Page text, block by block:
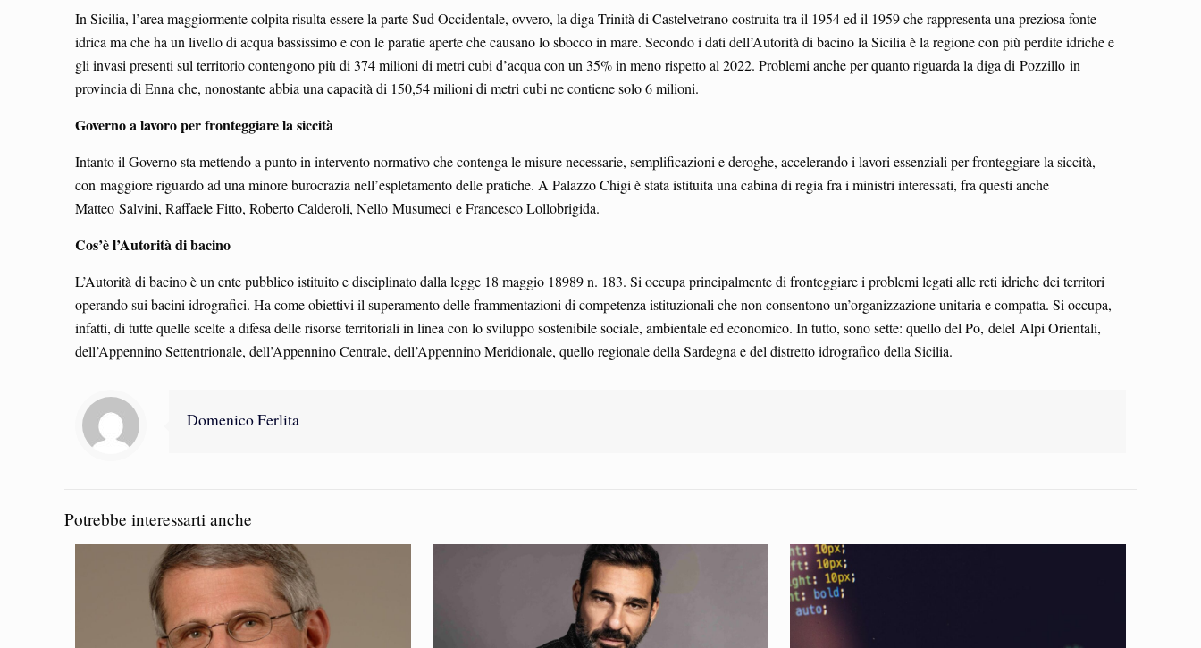
In Sicilia, l’area maggiormente colpita risulta essere la parte Sud Occidentale, ovvero, la diga Trinità di Castelvetrano costruita tra il 1954 ed il 1959 che rappresenta una preziosa fonte
idrica ma che ha un livello di acqua bassissimo e con le paratie aperte che causano lo sbocco in mare. Secondo i dati dell’Autorità di bacino la Sicilia è la regione con più perdite idriche e
gli invasi presenti sul territorio contengono più di 374 milioni di metri cubi d’acqua con un 35% in meno rispetto al 2022. Problemi anche per quanto riguarda la diga di Pozzillo in
provincia di Enna che, nonostante abbia una capacità di 150,54 milioni di metri cubi ne contiene solo 6 milioni.
Governo a lavoro per fronteggiare la siccità
Intanto il Governo sta mettendo a punto in intervento normativo che contenga le misure necessarie, semplificazioni e deroghe, accelerando i lavori essenziali per fronteggiare la siccità,
con maggiore riguardo ad una minore burocrazia nell’espletamento delle pratiche. A Palazzo Chigi è stata istituita una cabina di regia fra i ministri interessati, fra questi anche
Matteo Salvini, Raffaele Fitto, Roberto Calderoli, Nello Musumeci e Francesco Lollobrigida.
Cos’è l’Autorità di bacino
L’Autorità di bacino è un ente pubblico istituito e disciplinato dalla legge 18 maggio 18989 n. 183. Si occupa principalmente di fronteggiare i problemi legati alle reti idriche dei territori
operando sui bacini idrografici. Ha come obiettivi il superamento delle frammentazioni di competenza istituzionali che non consentono un’organizzazione unitaria e compatta. Si occupa,
infatti, di tutte quelle scelte a difesa delle risorse territoriali in linea con lo sviluppo sostenibile sociale, ambientale ed economico. In tutto, sono sette: quello del Po, delel Alpi Orientali,
dell’Appennino Settentrionale, dell’Appennino Centrale, dell’Appennino Meridionale, quello regionale della Sardegna e del distretto idrografico della Sicilia.
Domenico Ferlita
Potrebbe interessarti anche